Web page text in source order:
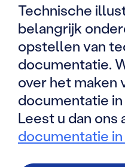
Technische
belangrijk
opstellen van
documentatie.
over het maken
documentatie
Leest u dan ons
documentatie in